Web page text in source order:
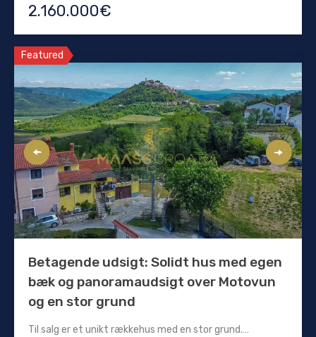
2.160.000€
Featured
Betagende udsigt: Solidt hus med egen
bæk og panoramaudsigt over Motovun
og en stor grund
Til salg er et unikt rækkehus med en stor grund.…